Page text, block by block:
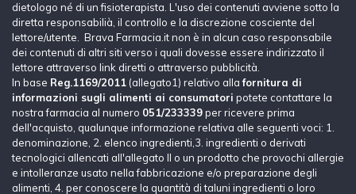
dietologo né di un fisioterapista. L'uso dei contenuti avviene sotto la
diretta responsabilià, il controllo e la discrezione cosciente del
lettore/utente. Brava Farmacia.it non è in alcun caso responsabile
dei contenuti di altri siti verso i quali dovesse essere indirizzato il
lettore attraverso link diretti o attraverso pubblicità.
In base Reg.1169/2011 (allegato1) relativo allafornitura di
informazioni sugli alimenti ai consumatori potete contattare la
nostra farmacia al numero 051/233339per ricevere prima
dell'acquisto, qualunque informazione relativa alle seguenti voci: 1.
denominazione, 2. elenco ingredienti,3. ingredienti o derivati
tecnologici allencati all'allegato II o un prodotto che provochi allergie
e intolleranze usato nella fabbricazione e/o preparazione degli
alimenti, 4. per conoscere la quantità di taluni ingredienti o loro